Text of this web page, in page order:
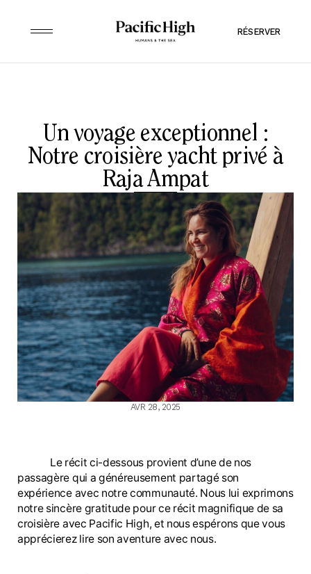
RÉSERVER
Un voyage exceptionnel :
Notre croisière yacht privé à
Raja Ampat
AVR 28, 2025
Le récit ci-dessous provient d’une de nos
passagère qui a généreusement partagé son
expérience avec notre communauté. Nous lui exprimons
notre sincère gratitude pour ce récit magnifique de sa
croisière avec Pacific High, et nous espérons que vous
apprécierez lire son aventure avec nous.